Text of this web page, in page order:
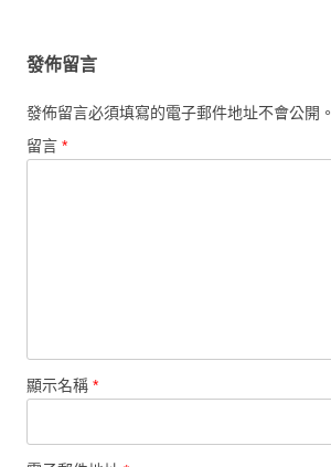
發佈留言
發佈留言必須填寫的電子郵件地址不會公開。
留言 *
顯示名稱 *